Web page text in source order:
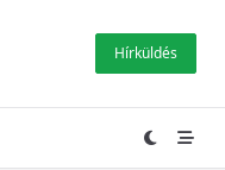
Hírküldés